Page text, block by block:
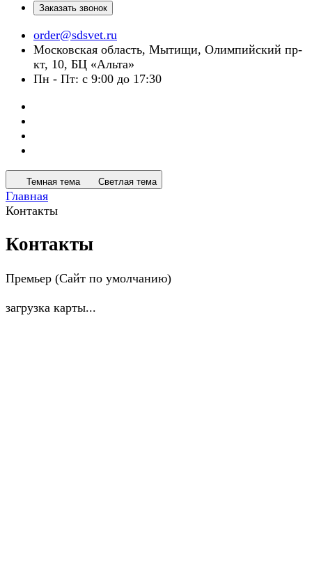
Заказать звонок
order@sdsvet.ru
Московская область, Мытищи, Олимпийский пр-
кт, 10, БЦ «Альта»
Пн - Пт: с 9:00 до 17:30
Темная тема Светлая тема
Главная
Контакты
Контакты
Премьер (Сайт по умолчанию)
загрузка карты...